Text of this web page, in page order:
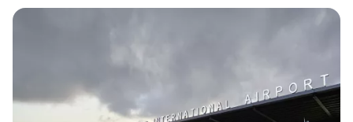
eletrónico